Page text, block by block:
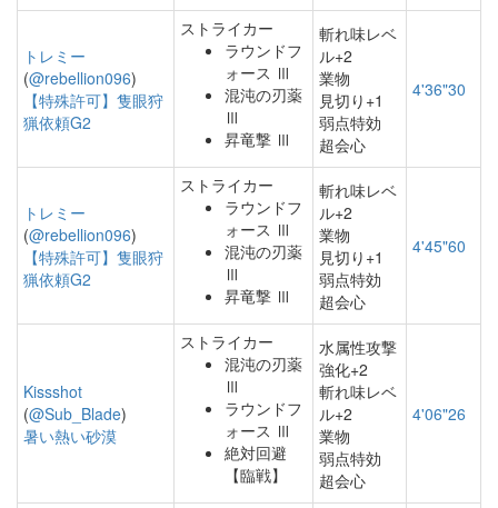
トレミー
(@rebellion096)
【特殊許可】隻眼狩
猟依頼G2
ストライカー
ラウンドフ
ォース Ⅲ
混沌の刃薬
Ⅲ
昇竜撃 Ⅲ
斬れ味レベ
ル+2
業物
見切り+1
弱点特効
超会心
4'36"30
トレミー
(@rebellion096)
【特殊許可】隻眼狩
猟依頼G2
ストライカー
ラウンドフ
ォース Ⅲ
混沌の刃薬
Ⅲ
昇竜撃 Ⅲ
斬れ味レベ
ル+2
業物
見切り+1
弱点特効
超会心
4'45"60
Kissshot
(@Sub_Blade)
暑い熱い砂漠
ストライカー
混沌の刃薬
Ⅲ
ラウンドフ
ォース Ⅲ
絶対回避
【臨戦】
水属性攻撃
強化+2
斬れ味レベ
ル+2
業物
弱点特効
超会心
4'06"26